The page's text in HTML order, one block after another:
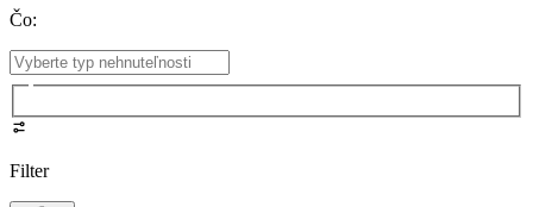
Čo:
Filter